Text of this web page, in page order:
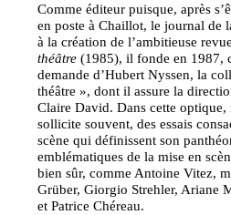
Comme éditeur puisque, après
en poste à Chaillot, le journal de
à la création de l’ambitieuse revue
théâtre (1985), il fonde en 1987,
demande d’Hubert Nyssen, la
théâtre », dont il assure la
Claire David. Dans cette
sollicite souvent, des essais
scène qui définissent son
emblématiques de la mise en
bien sûr, comme Antoine Vitez,
Grüber, Giorgio Strehler, Ariane
et Patrice Chéreau.